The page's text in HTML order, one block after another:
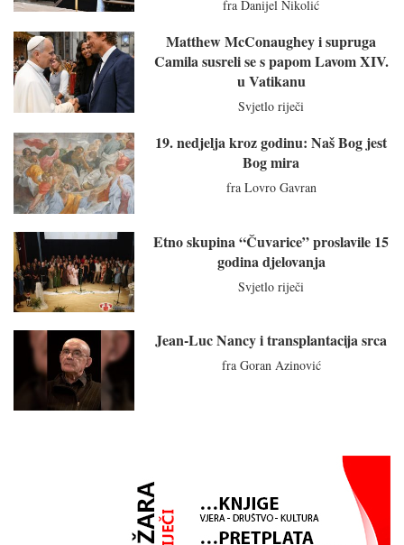
fra Danijel Nikolić
Matthew McConaughey i supruga
Camila susreli se s papom Lavom XIV.
u Vatikanu
Svjetlo riječi
19. nedjelja kroz godinu: Naš Bog jest
Bog mira
fra Lovro Gavran
Etno skupina “Čuvarice” proslavile 15
godina djelovanja
Svjetlo riječi
Jean-Luc Nancy i transplantacija srca
fra Goran Azinović